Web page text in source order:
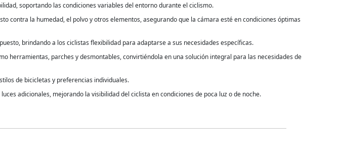
soportando las condiciones variables del entorno durante el ciclismo.
contra la humedad, el polvo y otros elementos, asegurando que la cámara esté en condiciones óptimas
brindando a los ciclistas flexibilidad para adaptarse a sus necesidades específicas.
herramientas, parches y desmontables, convirtiéndola en una solución integral para las necesidades de
de bicicletas y preferencias individuales.
adicionales, mejorando la visibilidad del ciclista en condiciones de poca luz o de noche.